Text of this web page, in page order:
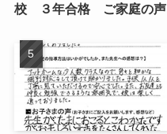
校 ３年合格 ご家庭の声